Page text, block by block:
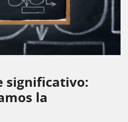
significativo:
la